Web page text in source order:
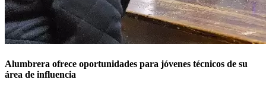
Alumbrera ofrece oportunidades para jóvenes técnicos de su
área de influencia